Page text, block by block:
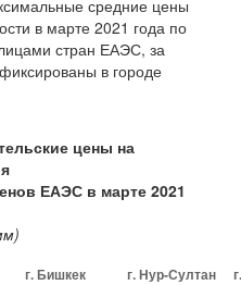
средние цены
в марте 2021 года по
стран ЕАЭС, за
в городе
цены на
ЕАЭС в марте 2021
г. Бишкек г. Нур-Султан